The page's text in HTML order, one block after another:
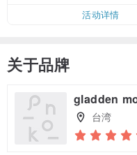
活动详情
关于品牌
gladden
台湾